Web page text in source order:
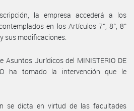
la empresa accederá a los
en los Artículos 7°, 8°, 8°
sus modificaciones.
Asuntos Jurídicos del MINISTERIO DE
ha tomado la intervención que le
se dicta en virtud de las facultades